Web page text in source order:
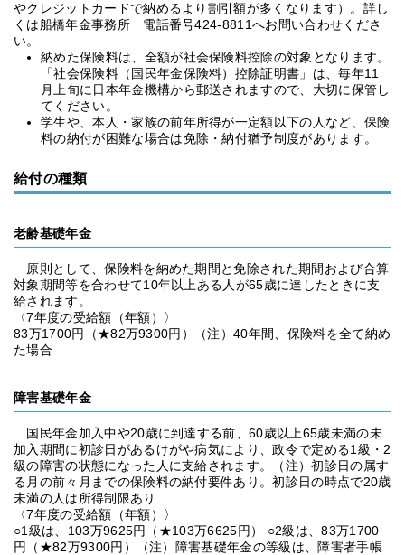
やクレジットカードで納めるより割引額が多くなります）。詳し
くは船橋年金事務所 電話番号424-8811へお問い合わせくださ
い。
納めた保険料は、全額が社会保険料控除の対象となります。
「社会保険料（国民年金保険料）控除証明書」は、毎年11
月上旬に日本年金機構から郵送されますので、大切に保管し
てください。
学生や、本人・家族の前年所得が一定額以下の人など、保険
料の納付が困難な場合は免除・納付猶予制度があります。
給付の種類
老齢基礎年金
原則として、保険料を納めた期間と免除された期間および合算
対象期間等を合わせて10年以上ある人が65歳に達したときに支
給されます。
〈7年度の受給額（年額）〉
83万1700円（★82万9300円）（注）40年間、保険料を全て納め
た場合
障害基礎年金
国民年金加入中や20歳に到達する前、60歳以上65歳未満の未
加入期間に初診日があるけがや病気により、政令で定める1級・2
級の障害の状態になった人に支給されます。（注）初診日の属す
る月の前々月までの保険料の納付要件あり。初診日の時点で20歳
未満の人は所得制限あり
〈7年度の受給額（年額）〉
○1級は、103万9625円（★103万6625円） ○2級は、83万1700
円（★82万9300円）（注）障害基礎年金の等級は、障害者手帳